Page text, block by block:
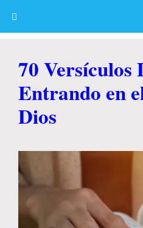
70 Versículos
Entrando en
Dios